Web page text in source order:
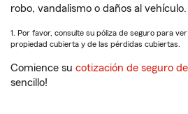
robo, vandalismo o daños al vehículo.
1. Por favor, consulte su póliza de seguro para
propiedad cubierta y de las pérdidas cubiertas.
Comience su cotización de seguro
sencillo!